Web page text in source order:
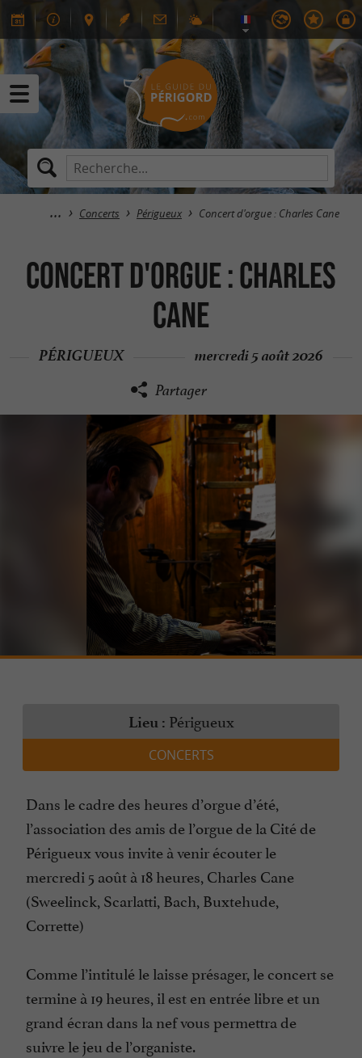
Concerts Périgueux Concert d'orgue : Charles Cane
Concert d'orgue : Charles
Cane
PÉRIGUEUX mercredi 5 août 2026
Partager
Lieu : Périgueux
CONCERTS
Dans le cadre des heures d’orgue d’été,
l’association des amis de l’orgue de la Cité de
Périgueux vous invite à venir écouter le
mercredi 5 août à 18 heures, Charles Cane
(Sweelinck, Scarlatti, Bach, Buxtehude,
Corrette)
Comme l’intitulé le laisse présager, le concert se
termine à 19 heures, il est en entrée libre et un
grand écran dans la nef vous permettra de
suivre le jeu de l’organiste.